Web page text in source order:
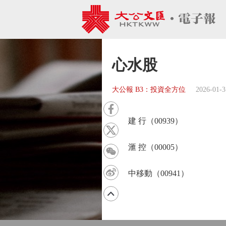
心水股
大公報 B3：投資全方位 2026-01-
建 行（00939）
滙 控（00005）
中移動（00941）